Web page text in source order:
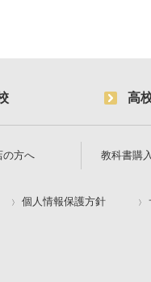
高
の方へ 教科書購
個人情報保護方針